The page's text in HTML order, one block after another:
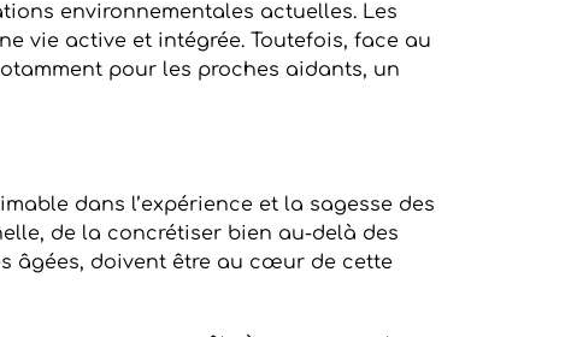
environnementales actuelles. Les
vie active et intégrée. Toutefois, face au
pour les proches aidants, un
dans l’expérience et la sagesse des
de la concrétiser bien au-delà des
âgées, doivent être au cœur de cette